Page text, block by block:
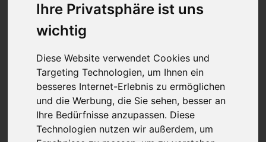
Ihre Privatsphäre ist uns
wichtig
Diese Website verwendet Cookies und
Targeting Technologien, um Ihnen ein
besseres Internet-Erlebnis zu ermöglichen
und die Werbung, die Sie sehen, besser an
Ihre Bedürfnisse anzupassen. Diese
Technologien nutzen wir außerdem, um
Hinweis Offline
Der Shop wird aktuell gewartet. Es werden
keine Bestellungen bis auf Weiteres bearbeitet.
Home
Katalog Unterlegscheiben